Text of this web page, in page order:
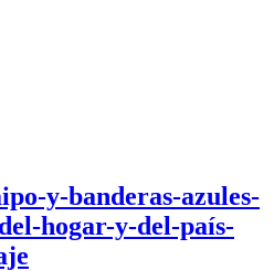
y-banderas-azules-
hogar-y-del-país-